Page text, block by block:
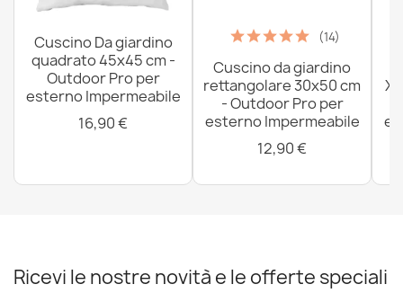
Cuscino Da giardino
quadrato 45x45 cm -
Outdoor Pro per
esterno Impermeabile
16,90 €
(14)
Cuscino da giardino
rettangolare 30x50 cm
- Outdoor Pro per
esterno Impermeabile
12,90 €
Ricevi le nostre novità e le offerte speciali